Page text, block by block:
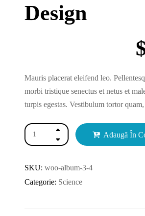
Design
Mauris placerat eleifend leo.
morbi tristique senectus et netus et
turpis egestas. Vestibulum tortor
amet quam egestas semper. Aenean
est.
Adaugă În
SKU: woo-album-3-4
Categorie: Science